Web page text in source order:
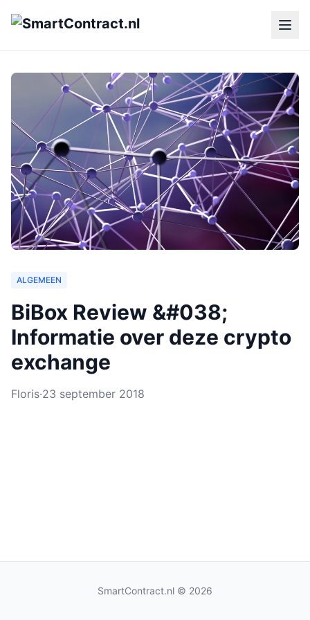
ALGEMEEN
BiBox Review &#038;
Informatie over deze crypto
exchange
Floris·23 september 2018
SmartContract.nl © 2026